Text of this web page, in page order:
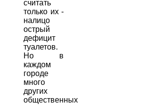
считать
только их -
налицо
острый
дефицит
туалетов.
Но в
каждом
городе
много
других
общественных